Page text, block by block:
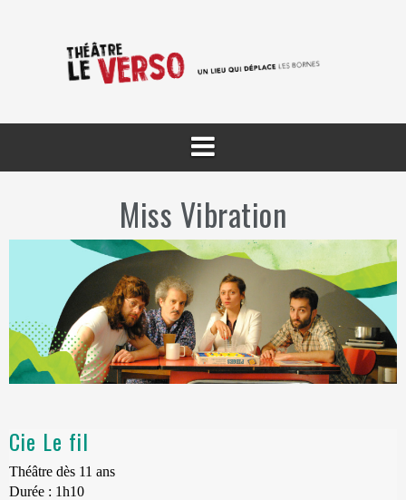
Miss Vibration
Cie Le fil
Théâtre dès 11 ans
Durée : 1h10